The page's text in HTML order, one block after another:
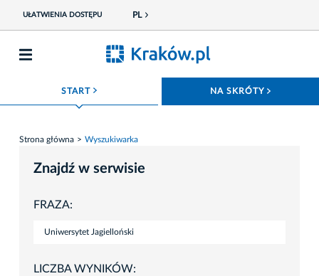
UŁATWIENIA DOSTĘPU PL
START ROZWIŃ MENU NA SKRÓTY
Strona główna Wyszukiwarka
Znajdź w serwisie
FRAZA:
LICZBA WYNIKÓW: